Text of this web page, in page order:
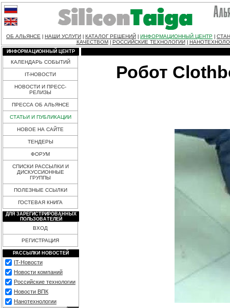
ОБ АЛЬЯНСЕ НАШИ УСЛУГИ КАТАЛОГ РЕШЕНИЙ ИНФОРМАЦИОННЫЙ ЦЕНТР
КАЧЕСТВОМ
РОССИЙСКИЕ ТЕХНОЛОГИИ
ИНФОРМАЦИОННЫЙ ЦЕНТР
КАЛЕНДАРЬ СОБЫТИЙ
IT-НОВОСТИ
НОВОСТИ И ПРЕСС-
РЕЛИЗЫ
ПРЕССА ОБ АЛЬЯНСЕ
СТАТЬИ И ПУБЛИКАЦИИ
НОВОЕ НА САЙТЕ
ТЕНДЕРЫ
ФОРУМ
СПИСКИ РАССЫЛКИ И
ДИСКУССИОННЫЕ
ГРУППЫ
ПОЛЕЗНЫЕ ССЫЛКИ
ГОСТЕВАЯ КНИГА
ДЛЯ ЗАРЕГИСТРИРОВАННЫХ
ПОЛЬЗОВАТЕЛЕЙ
ВХОД
РЕГИСТРАЦИЯ
РАССЫЛКИ НОВОСТЕЙ
IT-Новости
Новости компаний
Российские технологии
Новости ВПК
Нанотехнологии
Робот